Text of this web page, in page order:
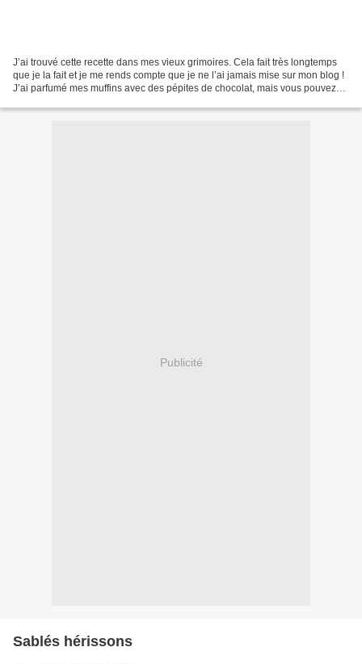
J’ai trouvé cette recette dans mes vieux grimoires. Cela fait très longtemps
que je la fait et je me rends compte que je ne l’ai jamais mise sur mon blog !
J’ai parfumé mes muffins avec des pépites de chocolat, mais vous pouvez
Publicité
Sablés hérissons